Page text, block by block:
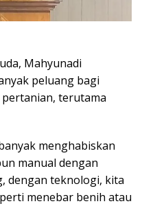
Mahyunadi
peluang bagi
terutama
menghabiskan
manual dengan
dengan teknologi, kita
menebar benih atau